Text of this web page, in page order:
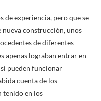
de experiencia, pero que se
nueva construcción, unos
de diferentes
apenas lograban entrar en
pueden funcionar
cuenta de los
tenido en los